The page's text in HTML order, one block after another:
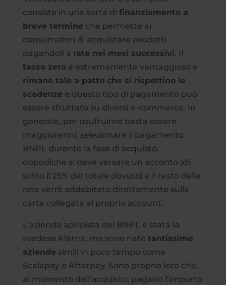
consiste in una sorta di finanziamento a
breve termine che permette ai
consumatori di acquistare prodotti
pagandoli a rate nei mesi successivi. Il
tasso zeroè estremamente vantaggioso e
rimane tale a patto che si rispettino le
scadenze e questo tipo di pagamento può
essere sfruttato su diversi e-commerce. In
generale, per usufruirne basta essere
maggiorenni, selezionare il pagamento
BNPL durante la fase di acquisto,
dopodiché si deve versare un acconto (di
solito il 25% del totale dovuto) e il resto delle
rate verrà addebitato direttamente sulla
carta collegata al proprio account.
L’azienda apripista dei BNPL è stata la
svedese Klarna, ma sono nate tantissime
aziende simili in poco tempo come
Scalapay o Afterpay. Sono proprio loro che,
al momento dell’acquisto, pagano l’importo